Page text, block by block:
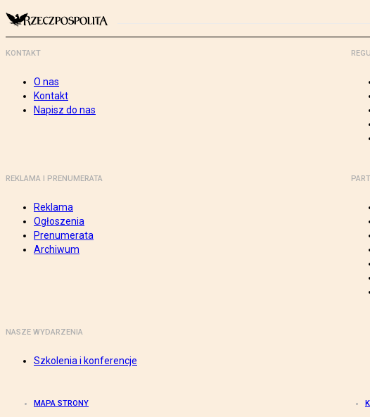
KONTAKT
O nas
Kontakt
Napisz do nas
REKLAMA I PRENUMERATA
Reklama
Ogłoszenia
Prenumerata
Archiwum
NASZE WYDARZENIA
Szkolenia i konferencje
MAPA STRONY